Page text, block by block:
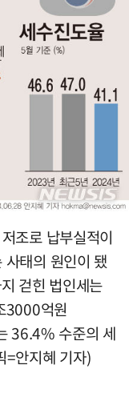
조로 납부실적이
태의 원인이 됐
걷힌 법인세는
3000억원
36.4% 수준의 세
=안지혜 기자)